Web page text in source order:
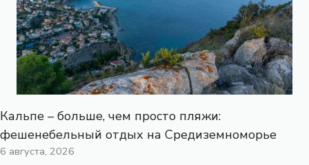
Кальпе – больше, чем просто пляжи:
фешенебельный отдых на Средиземноморье
6 августа, 2026